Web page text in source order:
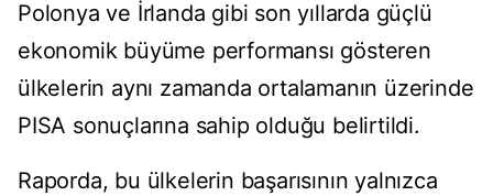
Polonya ve İrlanda gibi son yıllarda güçlü
ekonomik büyüme performansı gösteren
ülkelerin aynı zamanda ortalamanın üzerinde
PISA sonuçlarına sahip olduğu belirtildi.
Raporda, bu ülkelerin başarısının yalnızca